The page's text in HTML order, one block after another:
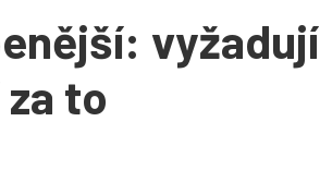
vyžadují
to